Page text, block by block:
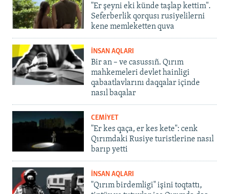
"Er şeyni eki künde taşlap kettim".
Seferberlik qorqusı rusiyelilerni
kene memleketten quva
İNSAN AQLARI
Bir an – ve casussıñ. Qırım
mahkemeleri devlet hainligi
qabaatlavlarını daqqalar içinde
nasıl baqalar
CEMİYET
"Er kes qaça, er kes kete": cenk
Qırımdaki Rusiye turistlerine nasıl
barıp yetti
İNSAN AQLARI
"Qırım birdemligi" işini toqtattı,